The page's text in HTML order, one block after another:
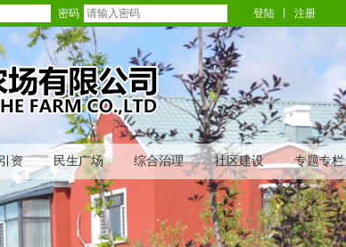
密码 登陆 注册
资 民生广场 综合治理 社区建设 专题专栏